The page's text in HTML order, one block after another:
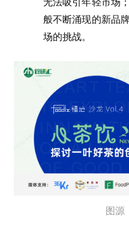
般不断涌现的新品
场的挑战。
图源